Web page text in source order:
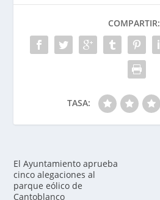
COMPARTIR:
TASA:
El Ayuntamiento aprueba
cinco alegaciones al
parque eólico de
Cantoblanco